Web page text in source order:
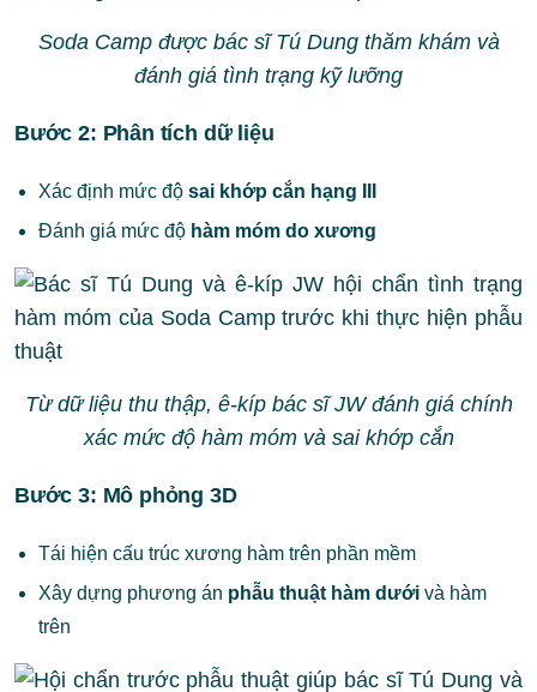
Soda Camp được bác sĩ Tú Dung thăm khám và
đánh giá tình trạng kỹ lưỡng
Bước 2: Phân tích dữ liệu
Xác định mức độ sai khớp cắn hạng III
Đánh giá mức độ hàm móm do xương
Từ dữ liệu thu thập, ê-kíp bác sĩ JW đánh giá chính
xác mức độ hàm móm và sai khớp cắn
Bước 3: Mô phỏng 3D
Tái hiện cấu trúc xương hàm trên phần mềm
Xây dựng phương án phẫu thuật hàm dưới và hàm
trên